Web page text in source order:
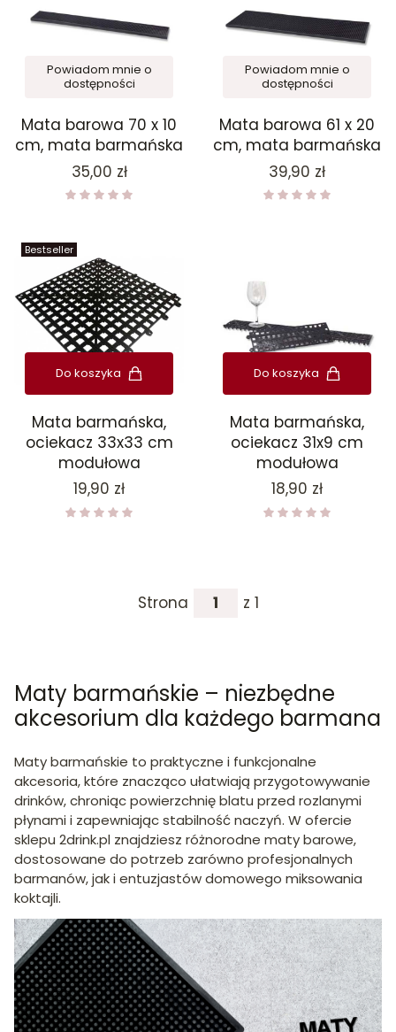
Powiadom mnie o
dostępności
Mata barowa 70 x 10
cm, mata barmańska
Cena
35,00 zł
Powiadom mnie o
dostępności
Mata barowa 61 x 20
cm, mata barmańska
Cena
39,90 zł
Bestseller
Do koszyka
Mata barmańska,
ociekacz 33x33 cm
modułowa
Cena
19,90 zł
Do koszyka
Mata barmańska,
ociekacz 31x9 cm
modułowa
Cena
18,90 zł
Strona z 1
Maty barmańskie – niezbędne
akcesorium dla każdego barmana
Maty barmańskie to praktyczne i funkcjonalne
akcesoria, które znacząco ułatwiają przygotowywanie
drinków, chroniąc powierzchnię blatu przed rozlanymi
płynami i zapewniając stabilność naczyń. W ofercie
sklepu 2drink.pl znajdziesz różnorodne maty barowe,
dostosowane do potrzeb zarówno profesjonalnych
barmanów, jak i entuzjastów domowego miksowania
koktajli.